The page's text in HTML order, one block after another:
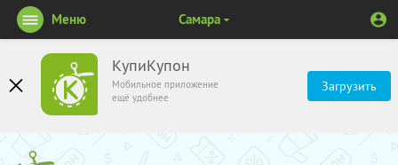
КупиКупон
Мобильное приложение
ещё удобнее
Загрузить
Меню Самара